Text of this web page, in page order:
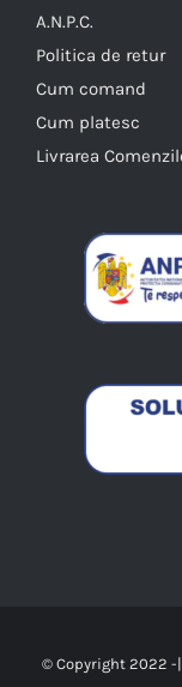
A.N.P.C.
Politica de retur
Cum comand
Cum platesc
Livrarea
© Copyright 2022